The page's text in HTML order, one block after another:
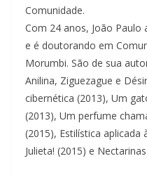
Comunidade.
Com 24 anos, João
e é doutorando em
Morumbi. São de sua
Anilina, Ziguezague e
cibernética (2013), Um
(2013), Um perfume
(2015), Estilística aplicada
Julieta! (2015) e